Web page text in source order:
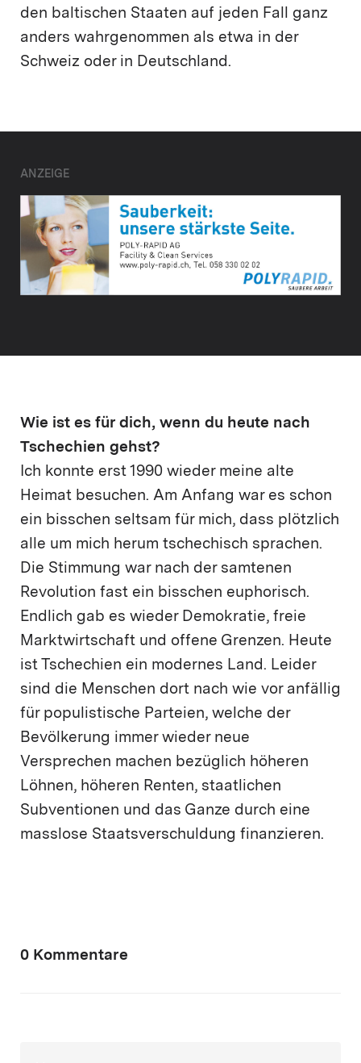
den baltischen Staaten auf jeden Fall ganz
anders wahrgenommen als etwa in der
Schweiz oder in Deutschland.
ANZEIGE
Wie ist es für dich, wenn du heute nach
Tschechien gehst?
Ich konnte erst 1990 wieder meine alte
Heimat besuchen. Am Anfang war es schon
ein bisschen seltsam für mich, dass plötzlich
alle um mich herum tschechisch sprachen.
Die Stimmung war nach der samtenen
Revolution fast ein bisschen euphorisch.
Endlich gab es wieder Demokratie, freie
Marktwirtschaft und offene Grenzen. Heute
ist Tschechien ein modernes Land. Leider
sind die Menschen dort nach wie vor anfällig
für populistische Parteien, welche der
Bevölkerung immer wieder neue
Versprechen machen bezüglich höheren
Löhnen, höheren Renten, staatlichen
Subventionen und das Ganze durch eine
masslose Staatsverschuldung finanzieren.
0 Kommentare